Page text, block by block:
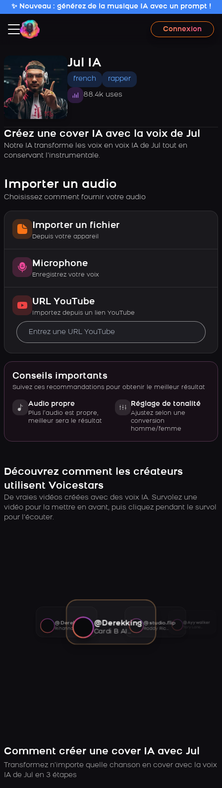
✨ Nouveau : générez de la musique IA avec un prompt !
Connexion
Jul IA
french rapper
88.4k uses
Créez une cover IA avec la voix de Jul
Notre IA transforme les voix en voix IA de Jul tout en
conservant l’instrumentale.
Importer un audio
Choisissez comment fournir votre audio
Importer un fichier
Depuis votre appareil
Microphone
Enregistrez votre voix
URL YouTube
Importez depuis un lien YouTube
Conseils importants
Suivez ces recommandations pour obtenir le meilleur résultat
Audio propre
Plus l’audio est propre,
meilleur sera le résultat
Réglage de tonalité
Ajustez selon une
conversion
homme/femme
Découvrez comment les créateurs
utilisent Voicestars
De vraies vidéos créées avec des voix IA. Survolez une
vidéo pour la mettre en avant, puis cliquez pendant le survol
pour l’écouter.
@Derekking
Cardi B AI voice
@studio.flip
Roddy Ricch AI voice
@Ayywalker
@Derekking
Rihanna AI voice
Comment créer une cover IA avec Jul
Transformez n’importe quelle chanson en cover avec la voix
IA de Jul en 3 étapes